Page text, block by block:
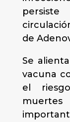
de
Se
vacuna
el
muertes